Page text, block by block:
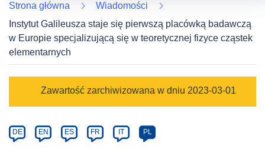
nowym
oknie)
Strona główna
Wiadomości
Instytut Galileusza staje się pierwszą placówką badawczą
w Europie specjalizującą się w teoretycznej fizyce cząstek
elementarnych
Category
Zawartość zarchiwizowana w dniu 2023-03-01
Article
available
DE EN ES FR IT PL